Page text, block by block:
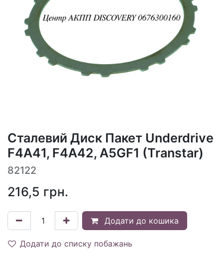
Сталевий Диск Пакет Underdrive
F4A41, F4A42, A5GF1 (Transtar)
82122
216,5 грн.
Додати до кошика
Додати до списку побажань